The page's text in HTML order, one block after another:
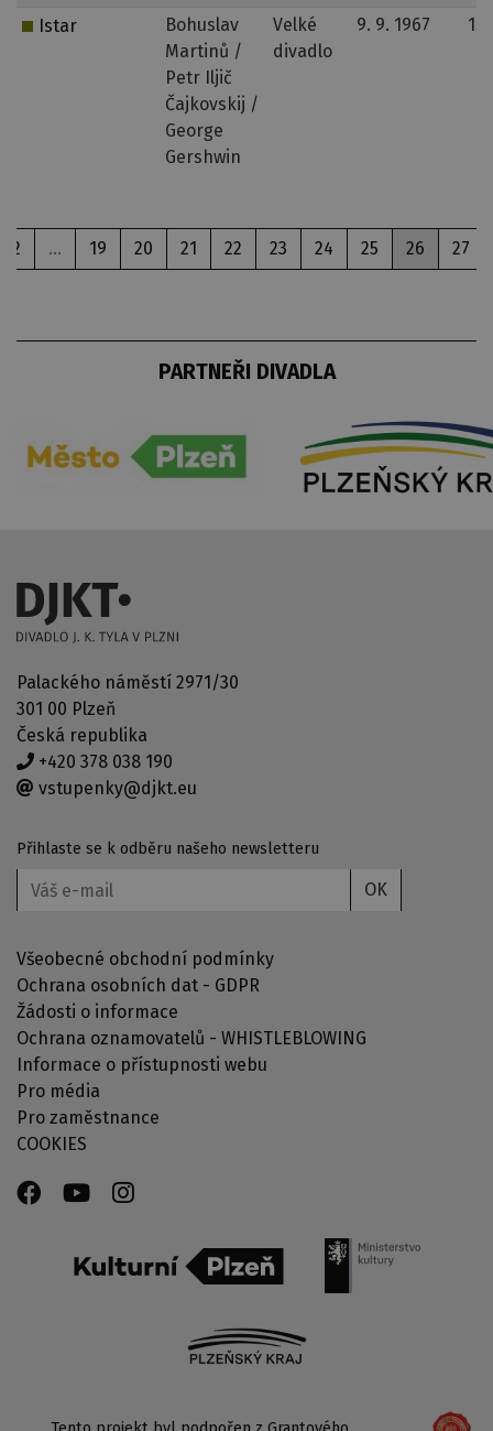
Istar
Bohuslav
Martinů /
Petr Iljič
Čajkovskij /
George
Gershwin
Velké
divadlo
9. 9. 1967
15.
2 ... 19 20 21 22 23 24 25 26 27
PARTNEŘI DIVADLA
Palackého náměstí 2971/30
301 00 Plzeň
Česká republika
+420 378 038 190
vstupenky@djkt.eu
Přihlaste se k odběru našeho newsletteru
OK
Všeobecné obchodní podmínky
Ochrana osobních dat - GDPR
Žádosti o informace
Ochrana oznamovatelů - WHISTLEBLOWING
Informace o přístupnosti webu
Pro média
Pro zaměstnance
COOKIES